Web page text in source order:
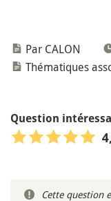
Par CALON
Thématiques
Question
Cette question